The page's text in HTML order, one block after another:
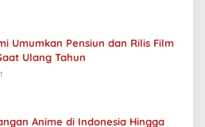
Umumkan Pensiun dan Rilis Film
Ulang Tahun
Anime di Indonesia Hingga